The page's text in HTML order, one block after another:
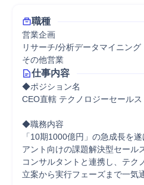
職種
営業企画
リサーチ/分析データマイニング
その他営業
仕事内容
◆ポジション名
CEO直轄 テクノロジーセールス
◆職務内容
「10期1000億円」の急成長を
アント向けの課題解決型セール
コンサルタントと連携し、テク
立案から実行フェーズまで一気